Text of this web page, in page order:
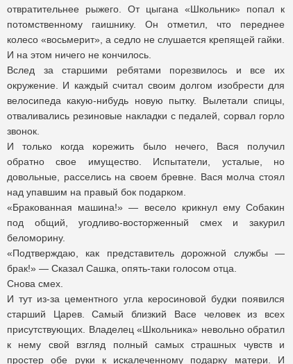
отвратительнее рыжего. От цыгана «Школьник» попал к
потомственному гаишнику. Он отметил, что переднее
колесо «восьмерит», а седло не слушается крепящей гайки.
И на этом ничего не кончилось.
Вслед за старшими ребятами порезвилось и все их
окружение. И каждый считал своим долгом изобрести для
велосипеда какую-нибудь новую пытку. Вылетали спицы,
отваливались резиновые накладки с педалей, сорвал горло
звонок.
И только когда корежить было нечего, Вася получил
обратно свое имущество. Испытатели, усталые, но
довольные, расселись на своем бревне. Вася молча стоял
над упавшим на правый бок подарком.
«Бракованная машина!» — весело крикнул ему Собакин
под общий, угодливо-восторженный смех и закурил
беломорину.
«Подтверждаю, как представитель дорожной службы —
брак!» — Сказал Сашка, опять-таки голосом отца.
Снова смех.
И тут из-за цементного угла керосиновой будки появился
старший Царев. Самый близкий Васе человек из всех
присутствующих. Владелец «Школьника» невольно обратил
к нему свой взгляд полный самых страшных чувств и
простер обе руки к искалеченному подарку матери. И